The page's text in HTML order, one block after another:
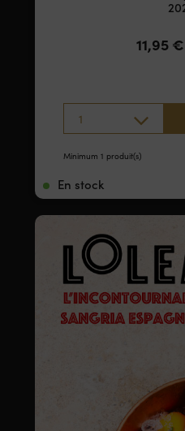
11,95 €
1
Minimum 1 produit(s)
En stock